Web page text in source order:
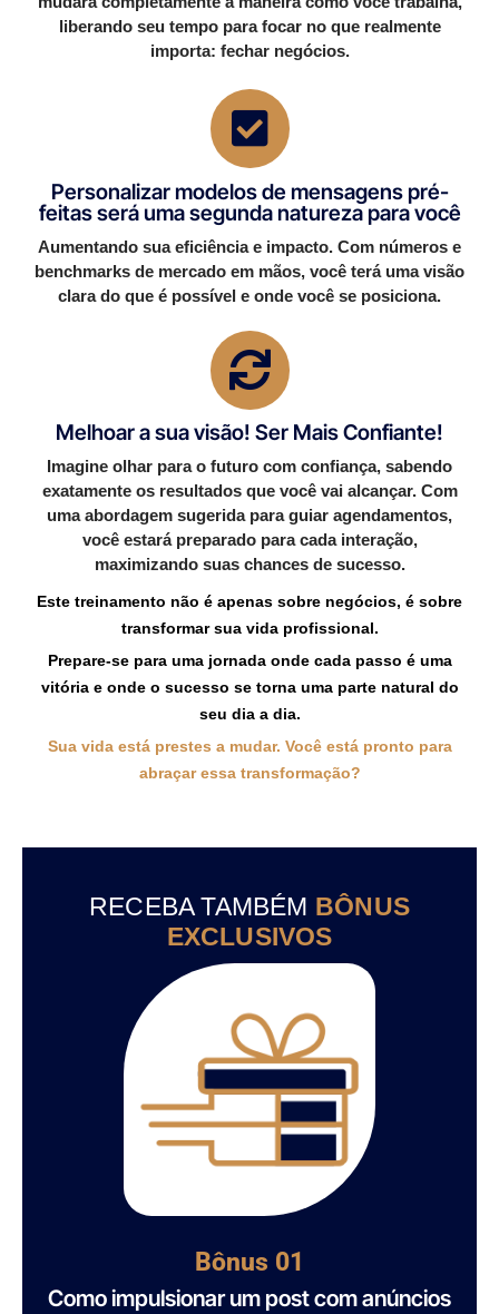
liberando seu tempo para focar no que realmente
importa: fechar negócios.
Personalizar modelos de mensagens pré-
feitas será uma segunda natureza para você
Aumentando sua eficiência e impacto. Com números e
benchmarks de mercado em mãos, você terá uma visão
clara do que é possível e onde você se posiciona.
Melhoar a sua visão! Ser Mais Confiante!
Imagine olhar para o futuro com confiança, sabendo
exatamente os resultados que você vai alcançar. Com
uma abordagem sugerida para guiar agendamentos,
você estará preparado para cada interação,
maximizando suas chances de sucesso.
Este treinamento não é apenas sobre negócios, é sobre
transformar sua vida profissional.
Prepare-se para uma jornada onde cada passo é uma
vitória e onde o sucesso se torna uma parte natural do
seu dia a dia.
Sua vida está prestes a mudar. Você está pronto para
abraçar essa transformação?
RECEBA TAMBÉM BÔNUS
EXCLUSIVOS
Bônus 01
Como impulsionar um post com anúncios